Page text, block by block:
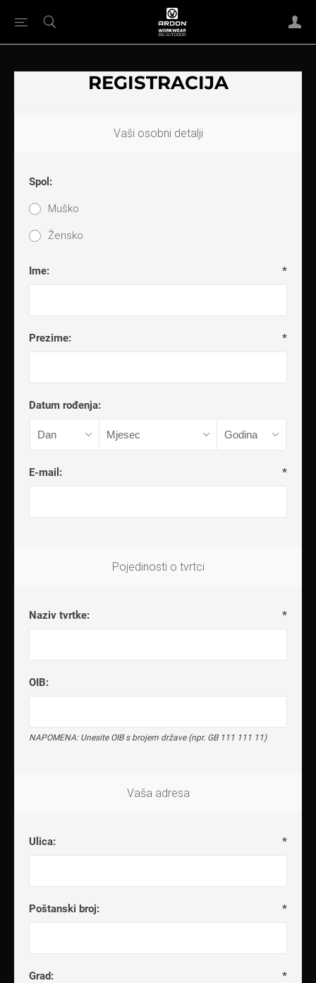
REGISTRACIJA
Vaši osobni detalji
Spol:
Muško
Žensko
Ime: *
Prezime: *
Datum rođenja:
E-mail: *
Pojedinosti o tvrtci
Naziv tvrtke: *
OIB:
NAPOMENA: Unesite OIB s brojem države (npr. GB 111 111 11)
Vaša adresa
Ulica: *
Poštanski broj: *
Grad: *